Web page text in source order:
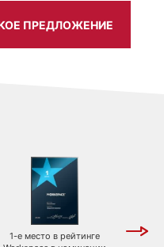
ПРЕДЛОЖЕНИЕ
1-е место в рейтинге
3-е